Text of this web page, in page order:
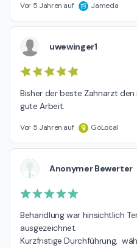
Vor 5 Jahren auf Jameda
uwewinger1
Bisher der beste Zahnarzt
gute Arbeit.
Vor 5 Jahren auf GoLocal
Anonymer Bewerter
Behandlung war hinsichtlich
ausgezeichnet.
Kurzfristige Durchführung,